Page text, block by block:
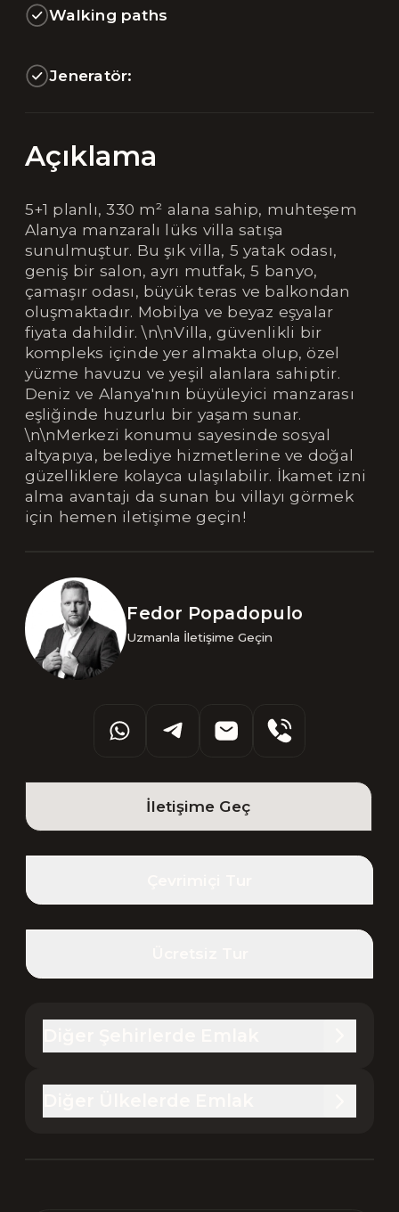
Walking paths
Jeneratör:
Açıklama
5+1 planlı, 330 m² alana sahip, muhteşem
Alanya manzaralı lüks villa satışa
sunulmuştur. Bu şık villa, 5 yatak odası,
geniş bir salon, ayrı mutfak, 5 banyo,
çamaşır odası, büyük teras ve balkondan
oluşmaktadır. Mobilya ve beyaz eşyalar
fiyata dahildir. \n\nVilla, güvenlikli bir
kompleks içinde yer almakta olup, özel
yüzme havuzu ve yeşil alanlara sahiptir.
Deniz ve Alanya'nın büyüleyici manzarası
eşliğinde huzurlu bir yaşam sunar.
\n\nMerkezi konumu sayesinde sosyal
altyapıya, belediye hizmetlerine ve doğal
güzelliklere kolayca ulaşılabilir. İkamet izni
alma avantajı da sunan bu villayı görmek
için hemen iletişime geçin!
Fedor Popadopulo
Uzmanla İletişime Geçin
İletişime Geç